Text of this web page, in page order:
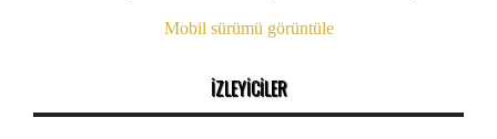
Mobil sürümü görüntüle
İZLEYİCİLER